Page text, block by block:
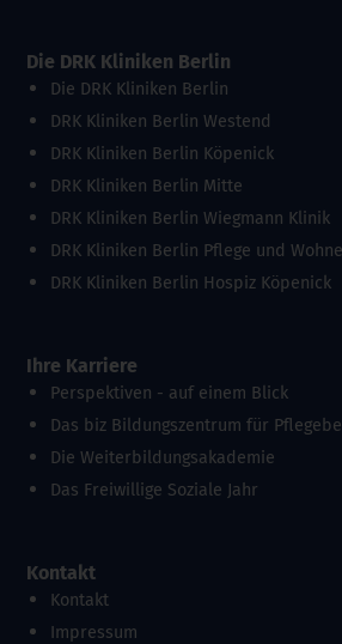
Die DRK Kliniken Berlin
Die DRK Kliniken Berlin
DRK Kliniken Berlin Westend
DRK Kliniken Berlin Köpenick
DRK Kliniken Berlin Mitte
DRK Kliniken Berlin Wiegmann Klinik
DRK Kliniken Berlin Pflege und
DRK Kliniken Berlin Hospiz Köpenick
Ihre Karriere
Perspektiven - auf einem Blick
Das biz Bildungszentrum für
Die Weiterbildungsakademie
Das Freiwillige Soziale Jahr
Kontakt
Kontakt
Impressum